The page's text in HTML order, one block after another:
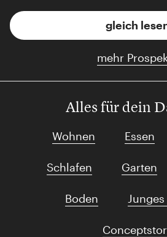
gleich
mehr
Alles für dein
Wohnen Essen
Schlafen Garten
Boden